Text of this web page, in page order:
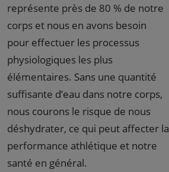
représente près de 80 % de notre
corps et nous en avons besoin
pour effectuer les processus
physiologiques les plus
élémentaires. Sans une quantité
suffisante d’eau dans notre corps,
nous courons le risque de nous
déshydrater, ce qui peut affecter la
performance athlétique et notre
santé en général.